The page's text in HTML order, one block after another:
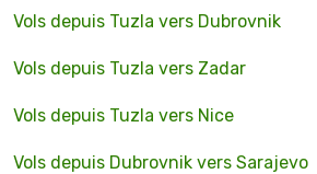
Vols depuis Tuzla vers Dubrovnik
Vols depuis Tuzla vers Zadar
Vols depuis Tuzla vers Nice
Vols depuis Dubrovnik vers Sarajevo